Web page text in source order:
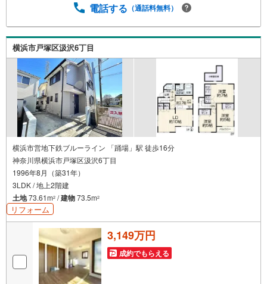
ーーーーーーーーーーーーーーーーーーーーーーーー紹介
は 2026年8月時点 のものであり、実際の適用金利は融資実
行時のものとなります。金利情勢により表記の返済額と異
なる場合があります。ーーーーーーーーーーーーーーーー
ーーーーーーーーー
電話する （通話料無料）
横浜市戸塚区汲沢6丁目
横浜市営地下鉄ブルーライン 「踊場」駅 徒歩16分
神奈川県横浜市戸塚区汲沢6丁目
1996年8月（築31年）
3LDK / 地上2階建
土地73.61m2 /建物73.5m2
リフォーム
3,149万円
成約でもらえる